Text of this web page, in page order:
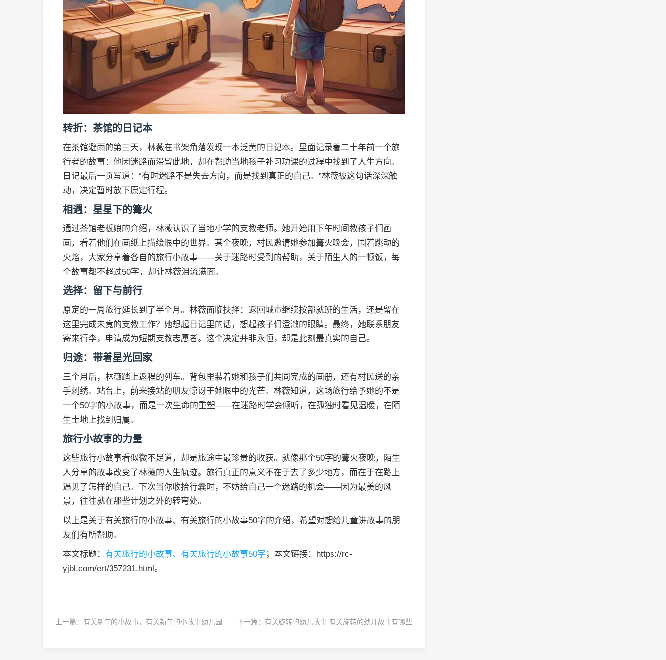
转折：茶馆的日记本
在茶馆避雨的第三天，林薇在书架角落发现一本泛黄的日记本。里面记录着二十年前一个旅
行者的故事：他因迷路而滞留此地，却在帮助当地孩子补习功课的过程中找到了人生方向。
日记最后一页写道：“有时迷路不是失去方向，而是找到真正的自己。”林薇被这句话深深触
动，决定暂时放下原定行程。
相遇：星星下的篝火
通过茶馆老板娘的介绍，林薇认识了当地小学的支教老师。她开始用下午时间教孩子们画
画，看着他们在画纸上描绘眼中的世界。某个夜晚，村民邀请她参加篝火晚会，围着跳动的
火焰，大家分享着各自的旅行小故事——关于迷路时受到的帮助，关于陌生人的一顿饭，每
个故事都不超过50字，却让林薇泪流满面。
选择：留下与前行
原定的一周旅行延长到了半个月。林薇面临抉择：返回城市继续按部就班的生活，还是留在
这里完成未竟的支教工作？她想起日记里的话，想起孩子们澄澈的眼睛。最终，她联系朋友
寄来行李，申请成为短期支教志愿者。这个决定并非永恒，却是此刻最真实的自己。
归途：带着星光回家
三个月后，林薇踏上返程的列车。背包里装着她和孩子们共同完成的画册，还有村民送的亲
手刺绣。站台上，前来接站的朋友惊讶于她眼中的光芒。林薇知道，这场旅行给予她的不是
一个50字的小故事，而是一次生命的重塑——在迷路时学会倾听，在孤独时看见温暖，在陌
生土地上找到归属。
旅行小故事的力量
这些旅行小故事看似微不足道，却是旅途中最珍贵的收获。就像那个50字的篝火夜晚，陌生
人分享的故事改变了林薇的人生轨迹。旅行真正的意义不在于去了多少地方，而在于在路上
遇见了怎样的自己。下次当你收拾行囊时，不妨给自己一个迷路的机会——因为最美的风
景，往往就在那些计划之外的转弯处。
以上是关于有关旅行的小故事、有关旅行的小故事50字的介绍，希望对想给儿童讲故事的朋
友们有所帮助。
本文标题： 有关旅行的小故事、有关旅行的小故事50字 ；本文链接：https://rc-
yjbl.com/ert/357231.html。
上一篇： 有关新年的小故事，有关新年的小故事幼儿园 下一篇： 有关旋转的幼儿故事 有关旋转的幼儿故事有哪些